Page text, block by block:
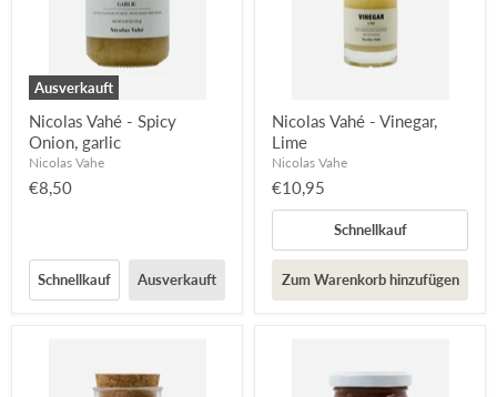
Ausverkauft
Nicolas Vahé - Spicy
Onion, garlic
Nicolas Vahe
€8,50
Schnellkauf Ausverkauft
Nicolas Vahé - Vinegar,
Lime
Nicolas Vahe
€10,95
Schnellkauf
Zum Warenkorb hinzufügen